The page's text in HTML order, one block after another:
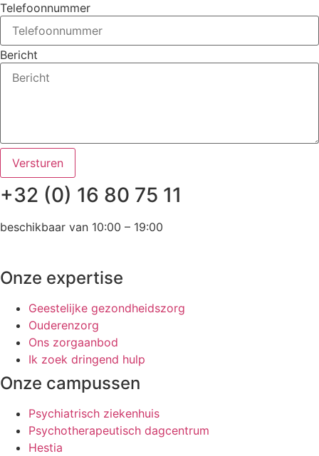
Telefoonnummer
Bericht
Versturen
+32 (0) 16 80 75 11
beschikbaar van 10:00 – 19:00
Onze expertise
Geestelijke gezondheidszorg
Ouderenzorg
Ons zorgaanbod
Ik zoek dringend hulp
Onze campussen
Psychiatrisch ziekenhuis
Psychotherapeutisch dagcentrum
Hestia